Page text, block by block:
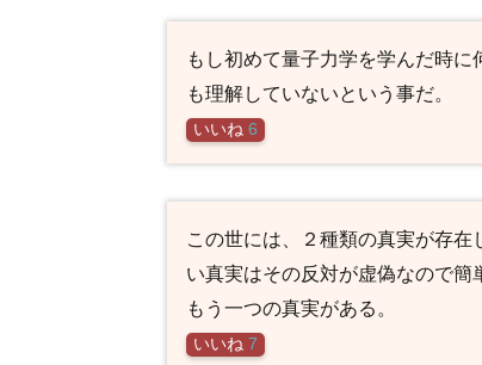
もし初めて量子力学を学んだ時
も理解していないという事だ。
いいね 6
この世には、２種類の真実が存
い真実はその反対が虚偽なので簡
もう一つの真実がある。
いいね 7